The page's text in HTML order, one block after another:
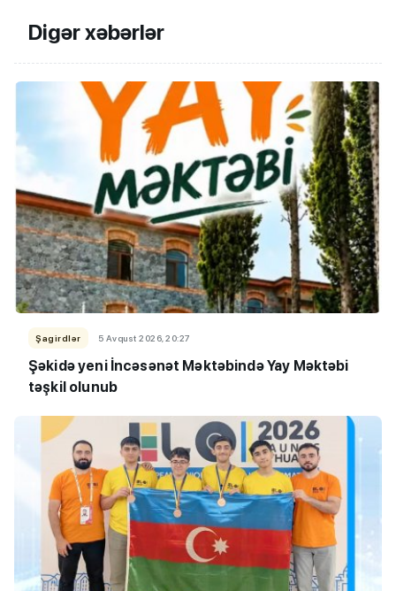
Digər xəbərlər
Şagirdlər 5 Avqust 2026, 20:27
Şəkidə yeni İncəsənət Məktəbində Yay Məktəbi
təşkil olunub